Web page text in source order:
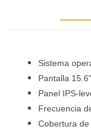
Sistema
Pantalla
Panel IPS-
Frecuencia
Cobertura